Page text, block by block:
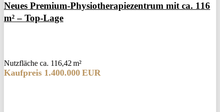
Neues Premium-Physiotherapiezentrum mit ca. 116
m² – Top-Lage
Nutzfläche ca. 116,42 m²
Kaufpreis 1.400.000 EUR